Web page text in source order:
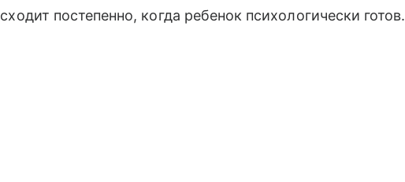
постепенно, когда ребенок психологически готов.